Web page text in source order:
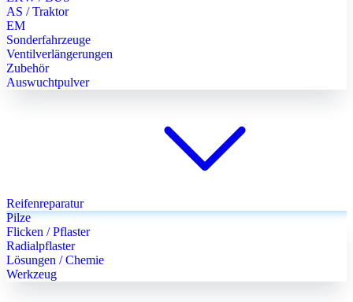
AS / Traktor
EM
Sonderfahrzeuge
Ventilverlängerungen
Zubehör
Auswuchtpulver
Reifenreparatur
Pilze
Flicken / Pflaster
Radialpflaster
Lösungen / Chemie
Werkzeug